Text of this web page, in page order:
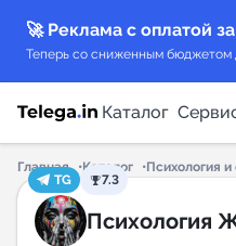
🚀 Реклама с оплатой
Теперь со сниженным бюджетом
Каталог
Каталог каналов
Главная Каталог Психология
TG
7.3
Психология